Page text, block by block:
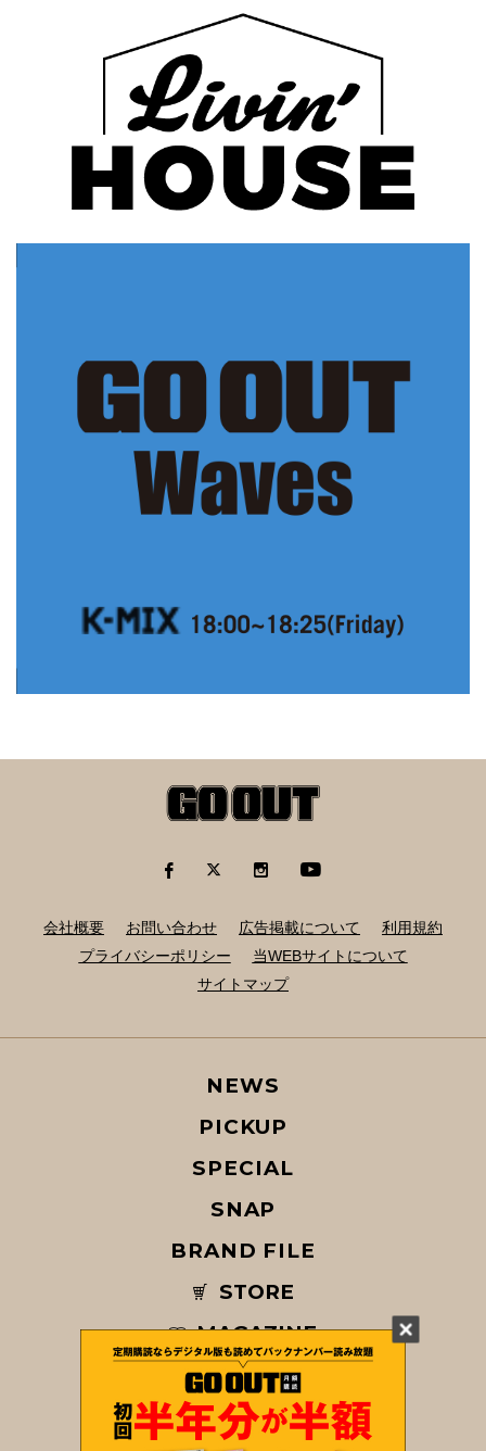
会社概要 お問い合わせ 広告掲載について
利用規約
プライバシーポリシー
当WEBサイトについて
サイトマップ
NEWS
PICKUP
SPECIAL
SNAP
BRAND FILE
STORE
MAGAZINE